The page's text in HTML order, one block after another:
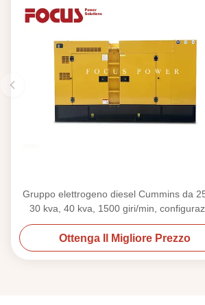
Gruppo elettrogeno diesel Cummins da
30 kva, 40 kva, 1500 giri/min,
aperte e silenziate
Ottenga Il Migliore Prezzo